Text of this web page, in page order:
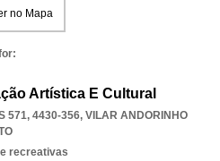
no Mapa
Artística E Cultural
571, 4430-356, VILAR ANDORINHO
recreativas